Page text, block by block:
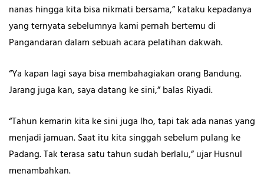
nanas hingga kita bisa nikmati bersama,” kataku kepadanya
yang ternyata sebelumnya kami pernah bertemu di
Pangandaran dalam sebuah acara pelatihan dakwah.
“Ya kapan lagi saya bisa membahagiakan orang Bandung.
Jarang juga kan, saya datang ke sini,” balas Riyadi.
“Tahun kemarin kita ke sini juga lho, tapi tak ada nanas yang
menjadi jamuan. Saat itu kita singgah sebelum pulang ke
Padang. Tak terasa satu tahun sudah berlalu,” ujar Husnul
menambahkan.